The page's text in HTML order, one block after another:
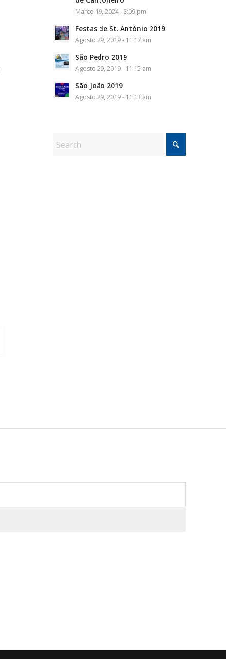
Março 19, 2024 - 3:09 pm
Festas de St. António 2019
Agosto 29, 2019 - 11:17 am
São Pedro 2019
Agosto 29, 2019 - 11:15 am
São João 2019
Agosto 29, 2019 - 11:13 am